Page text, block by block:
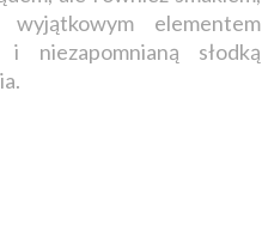
elementem
niezapomnianą słodką